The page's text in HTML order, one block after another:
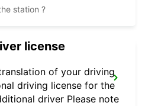
station ?
license
of your driving
driving license for the
driver Please note